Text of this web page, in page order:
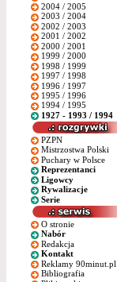
2004 / 2005
2003 / 2004
2002 / 2003
2001 / 2002
2000 / 2001
1999 / 2000
1998 / 1999
1997 / 1998
1996 / 1997
1995 / 1996
1994 / 1995
1927 - 1993 / 1994
PZPN
Mistrzostwa Polski
Puchary w Polsce
Reprezentanci
Ligowcy
Rywalizacje
Serie
O stronie
Nabór
Redakcja
Kontakt
Reklamy 90minut.pl
Bibliografia